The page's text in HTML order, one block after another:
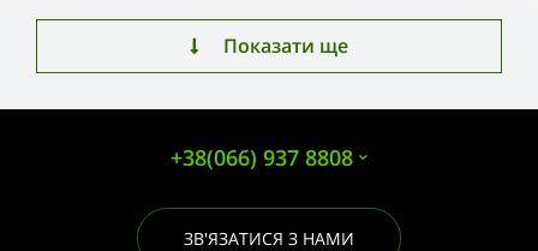
Показати ще
+38(066) 937 8808
ЗВ'ЯЗАТИСЯ З НАМИ